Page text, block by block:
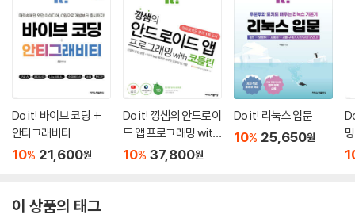
Do it! 바이브 코딩 +
안티그래비티
10% 21,600원
Do it! 깡샘의 안드로이
드 앱 프로그래밍 with
코틀린 ─ 개정 5판
10% 37,800원
Do it! 리눅스 입문
10% 25,650원
이 상품의 태그